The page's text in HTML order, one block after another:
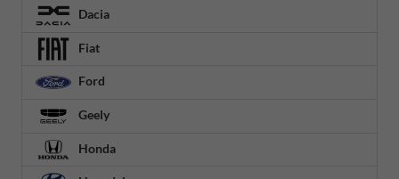
Dacia
Fiat
Ford
Geely
Honda